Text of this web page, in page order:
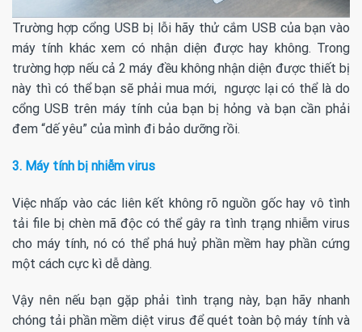
Trường hợp cổng USB bị lỗi hãy thử cắm USB của bạn vào
máy tính khác xem có nhận diện được hay không. Trong
trường hợp nếu cả 2 máy đều không nhận diện được thiết bị
này thì có thể bạn sẽ phải mua mới, ngược lại có thể là do
cổng USB trên máy tính của bạn bị hỏng và bạn cần phải
đem “dế yêu” của mình đi bảo dưỡng rồi.
3. Máy tính bị nhiễm virus
Việc nhấp vào các liên kết không rõ nguồn gốc hay vô tình
tải file bị chèn mã độc có thể gây ra tình trạng nhiễm virus
cho máy tính, nó có thể phá huỷ phần mềm hay phần cứng
một cách cực kì dễ dàng.
Vậy nên nếu bạn gặp phải tình trạng này, bạn hãy nhanh
chóng tải phần mềm diệt virus để quét toàn bộ máy tính và